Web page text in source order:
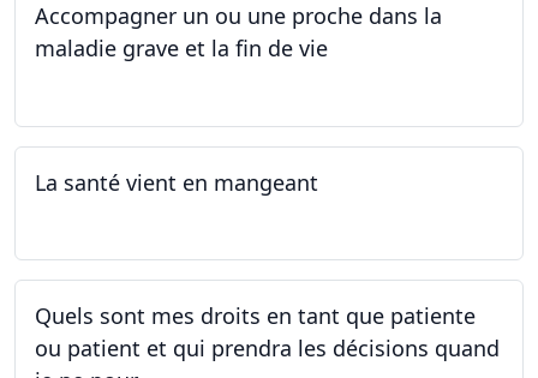
Accompagner un ou une proche dans la
maladie grave et la fin de vie
La santé vient en mangeant
Quels sont mes droits en tant que patiente
ou patient et qui prendra les décisions quand